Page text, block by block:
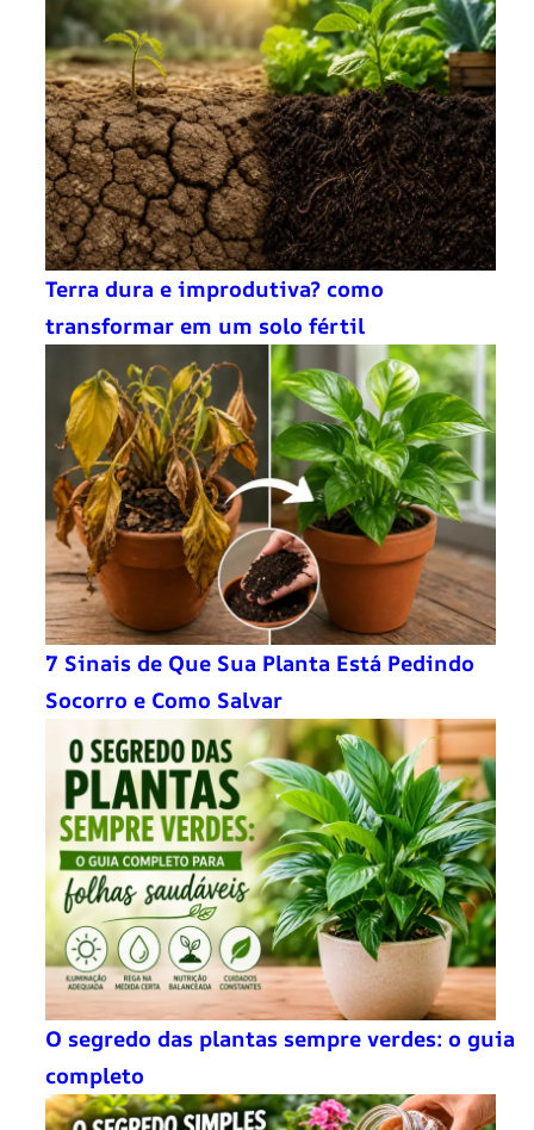
Terra dura e improdutiva? como
transformar em um solo fértil
7 Sinais de Que Sua Planta Está Pedindo
Socorro e Como Salvar
O segredo das plantas sempre verdes: o guia
completo